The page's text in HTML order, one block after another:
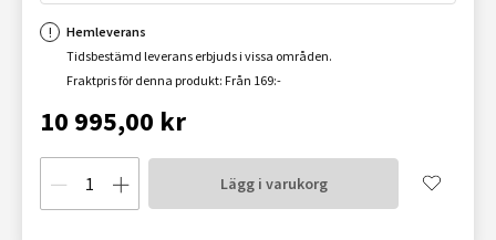
Hemleverans
Tidsbestämd leverans erbjuds i vissa områden.
Fraktpris för denna produkt: Från 169:-
10 995,00 kr
Lägg i varukorg